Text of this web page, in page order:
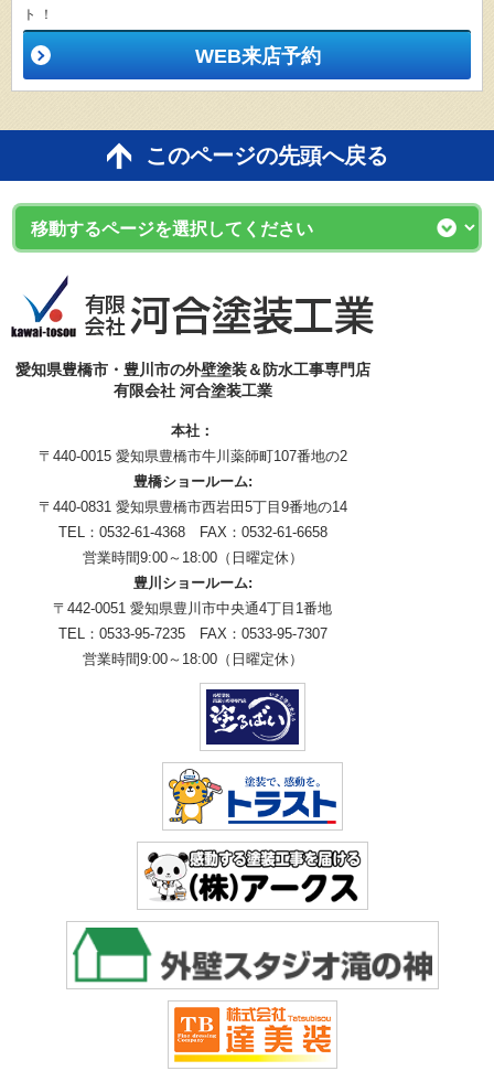
ト ！
WEB来店予約
このページの先頭へ戻る
愛知県豊橋市・豊川市の外壁塗装＆防水工事専門店
有限会社 河合塗装工業
本社：
〒440-0015 愛知県豊橋市牛川薬師町107番地の2
豊橋ショールーム:
〒440-0831 愛知県豊橋市西岩田5丁目9番地の14
TEL：0532-61-4368 FAX：0532-61-6658
営業時間9:00～18:00（日曜定休）
豊川ショールーム:
〒442-0051 愛知県豊川市中央通4丁目1番地
TEL：0533-95-7235 FAX：0533-95-7307
営業時間9:00～18:00（日曜定休）